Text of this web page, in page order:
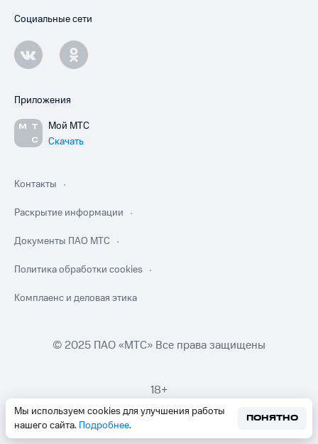
Мы используем cookies для улучшения работы
нашего сайта. Подробнее.
ПОНЯТНО
Социальные сети
Приложения
Мой МТС
Скачать
Контакты
Раскрытие информации
Документы ПАО МТС
Политика обработки cookies
Комплаенс и деловая этика
© 2025 ПАО «МТС» Все права защищены
18+